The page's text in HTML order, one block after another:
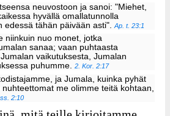
neuvostoon ja sanoi: "Miehet,
hyvällä omallatunnolla
edessä tähän päivään asti".Ap. t. 23:1
niinkuin nuo monet, jotka
sanaa; vaan puhtaasta
vaikutuksesta, Jumalan
puhumme.2. Kor. 2:17
ja Jumala, kuinka pyhät
nuhteettomat me olimme teitä kohtaan,
2:10